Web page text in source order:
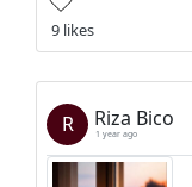
9 likes
R Riza Bico
1 year ago